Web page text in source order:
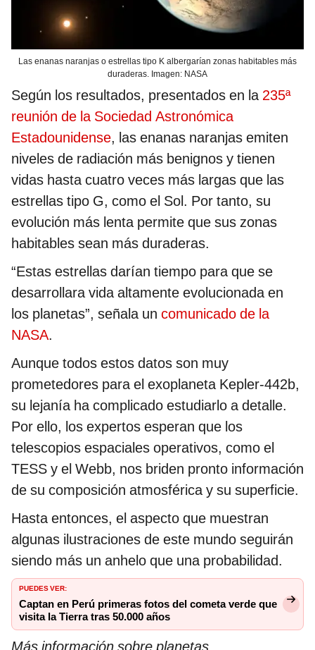
Las enanas naranjas o estrellas tipo K albergarían zonas habitables más
duraderas. Imagen: NASA
Según los resultados, presentados en la 235ª
reunión de la Sociedad Astronómica
Estadounidense, las enanas naranjas emiten
niveles de radiación más benignos y tienen
vidas hasta cuatro veces más largas que las
estrellas tipo G, como el Sol. Por tanto, su
evolución más lenta permite que sus zonas
habitables sean más duraderas.
“Estas estrellas darían tiempo para que se
desarrollara vida altamente evolucionada en
los planetas”, señala un comunicado de la
NASA.
Aunque todos estos datos son muy
prometedores para el exoplaneta Kepler-442b,
su lejanía ha complicado estudiarlo a detalle.
Por ello, los expertos esperan que los
telescopios espaciales operativos, como el
TESS y el Webb, nos briden pronto información
de su composición atmosférica y su superficie.
Hasta entonces, el aspecto que muestran
algunas ilustraciones de este mundo seguirán
siendo más un anhelo que una probabilidad.
PUEDES VER:
Captan en Perú primeras fotos del cometa verde que
visita la Tierra tras 50.000 años